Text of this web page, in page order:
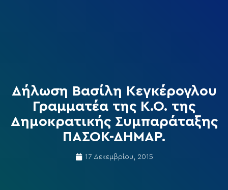
Δήλωση Βασίλη Κεγκέρογλου
Γραμματέα της Κ.Ο. της
Δημοκρατικής Συμπαράταξης
ΠΑΣΟΚ-ΔΗΜΑΡ.
17 Δεκεμβρίου, 2015